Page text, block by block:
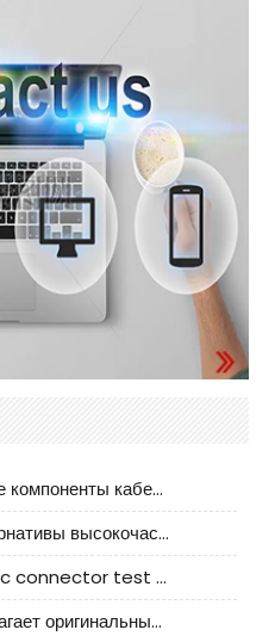
CNC Tech отечественные компоненты кабельной арматуры оценка и руководство по производственному внедрению
Анализ российской альтернативы высокочастотных кабельных колодцев I-PEX
CLIFF under the domestic connector test standard update
JST соединитель - предлагает оригинальные и заменяющие JST NSHR-02V-S соединители